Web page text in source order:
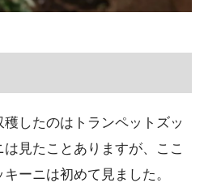
したのはトランペットズッ
見たことありますが、ここ
ーニは初めて見ました。